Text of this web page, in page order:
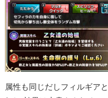
属性も同じだしフィルギア